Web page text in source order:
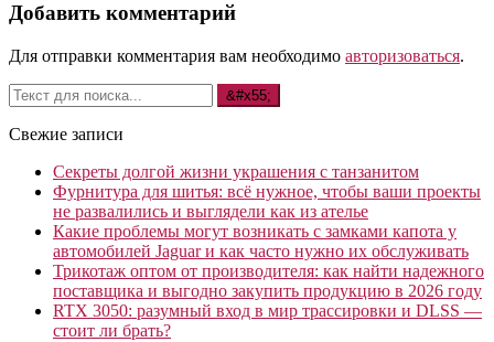
Добавить комментарий
Для отправки комментария вам необходимо авторизоваться.
Свежие записи
Секреты долгой жизни украшения с танзанитом
Фурнитура для шитья: всё нужное, чтобы ваши проекты
не развалились и выглядели как из ателье
Какие проблемы могут возникать с замками капота у
автомобилей Jaguar и как часто нужно их обслуживать
Трикотаж оптом от производителя: как найти надежного
поставщика и выгодно закупить продукцию в 2026 году
RTX 3050: разумный вход в мир трассировки и DLSS —
стоит ли брать?